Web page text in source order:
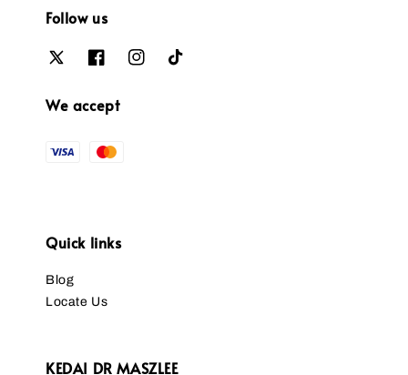
Follow us
We accept
Quick links
Blog
Locate Us
KEDAI DR MASZLEE